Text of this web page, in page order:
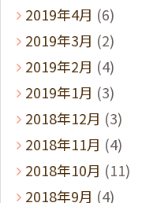
2019年4月 (6)
2019年3月 (2)
2019年2月 (4)
2019年1月 (3)
2018年12月 (3)
2018年11月 (4)
2018年10月 (11)
2018年9月 (4)